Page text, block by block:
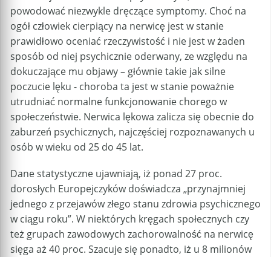
powodować niezwykle dręczące symptomy. Choć na
ogół człowiek cierpiący na nerwicę jest w stanie
prawidłowo oceniać rzeczywistość i nie jest w żaden
sposób od niej psychicznie oderwany, ze względu na
dokuczające mu objawy – głównie takie jak silne
poczucie lęku - choroba ta jest w stanie poważnie
utrudniać normalne funkcjonowanie chorego w
społeczeństwie. Nerwica lękowa zalicza się obecnie do
zaburzeń psychicznych, najczęściej rozpoznawanych u
osób w wieku od 25 do 45 lat.
Dane statystyczne ujawniają, iż ponad 27 proc.
dorosłych Europejczyków doświadcza „przynajmniej
jednego z przejawów złego stanu zdrowia psychicznego
w ciągu roku”. W niektórych kręgach społecznych czy
też grupach zawodowych zachorowalność na nerwicę
sięga aż 40 proc. Szacuje się ponadto, iż u 8 milionów